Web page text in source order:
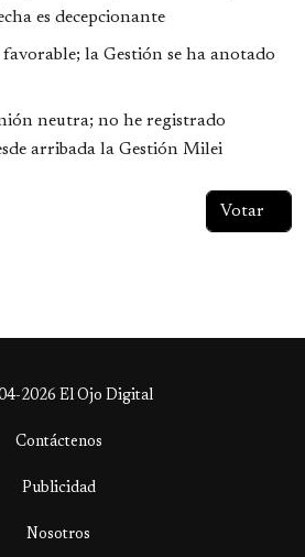
es decepcionante
la Gestión se ha anotado
neutra; no he registrado
arribada la Gestión Milei
2026 El Ojo Digital
Contáctenos
Publicidad
Nosotros